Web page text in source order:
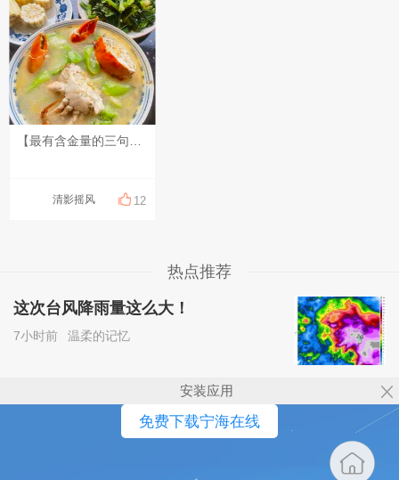
【最有含金量的三句话】 1、最顶级的家族关系 "关起门来，给彼此撑腰，而不是打开门来让别人看笑话"。 2．最顶级的夫妻关系 "合起伙来对付这个世界，而不是关起门来为难彼此"。 3．最顶级的亲子关系 "和孩子站在一起去解决问题，而不是和问题站在一起去解决孩子"。
清影摇风 12
热点推荐
这次台风降雨量这么大！
7小时前 温柔的记忆
安装应用
免费下载宁海在线